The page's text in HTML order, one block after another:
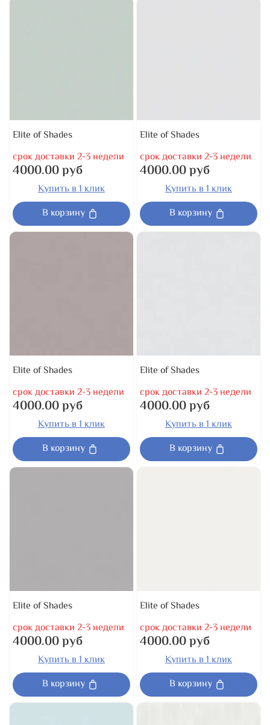
Elite of Shades
срок доставки 2-3 недели
4000.00 руб
Купить в 1 клик
В корзину
Elite of Shades
срок доставки 2-3 недели
4000.00 руб
Купить в 1 клик
В корзину
Elite of Shades
срок доставки 2-3 недели
4000.00 руб
Купить в 1 клик
В корзину
Elite of Shades
срок доставки 2-3 недели
4000.00 руб
Купить в 1 клик
В корзину
Elite of Shades
срок доставки 2-3 недели
4000.00 руб
Купить в 1 клик
В корзину
Elite of Shades
срок доставки 2-3 недели
4000.00 руб
Купить в 1 клик
В корзину